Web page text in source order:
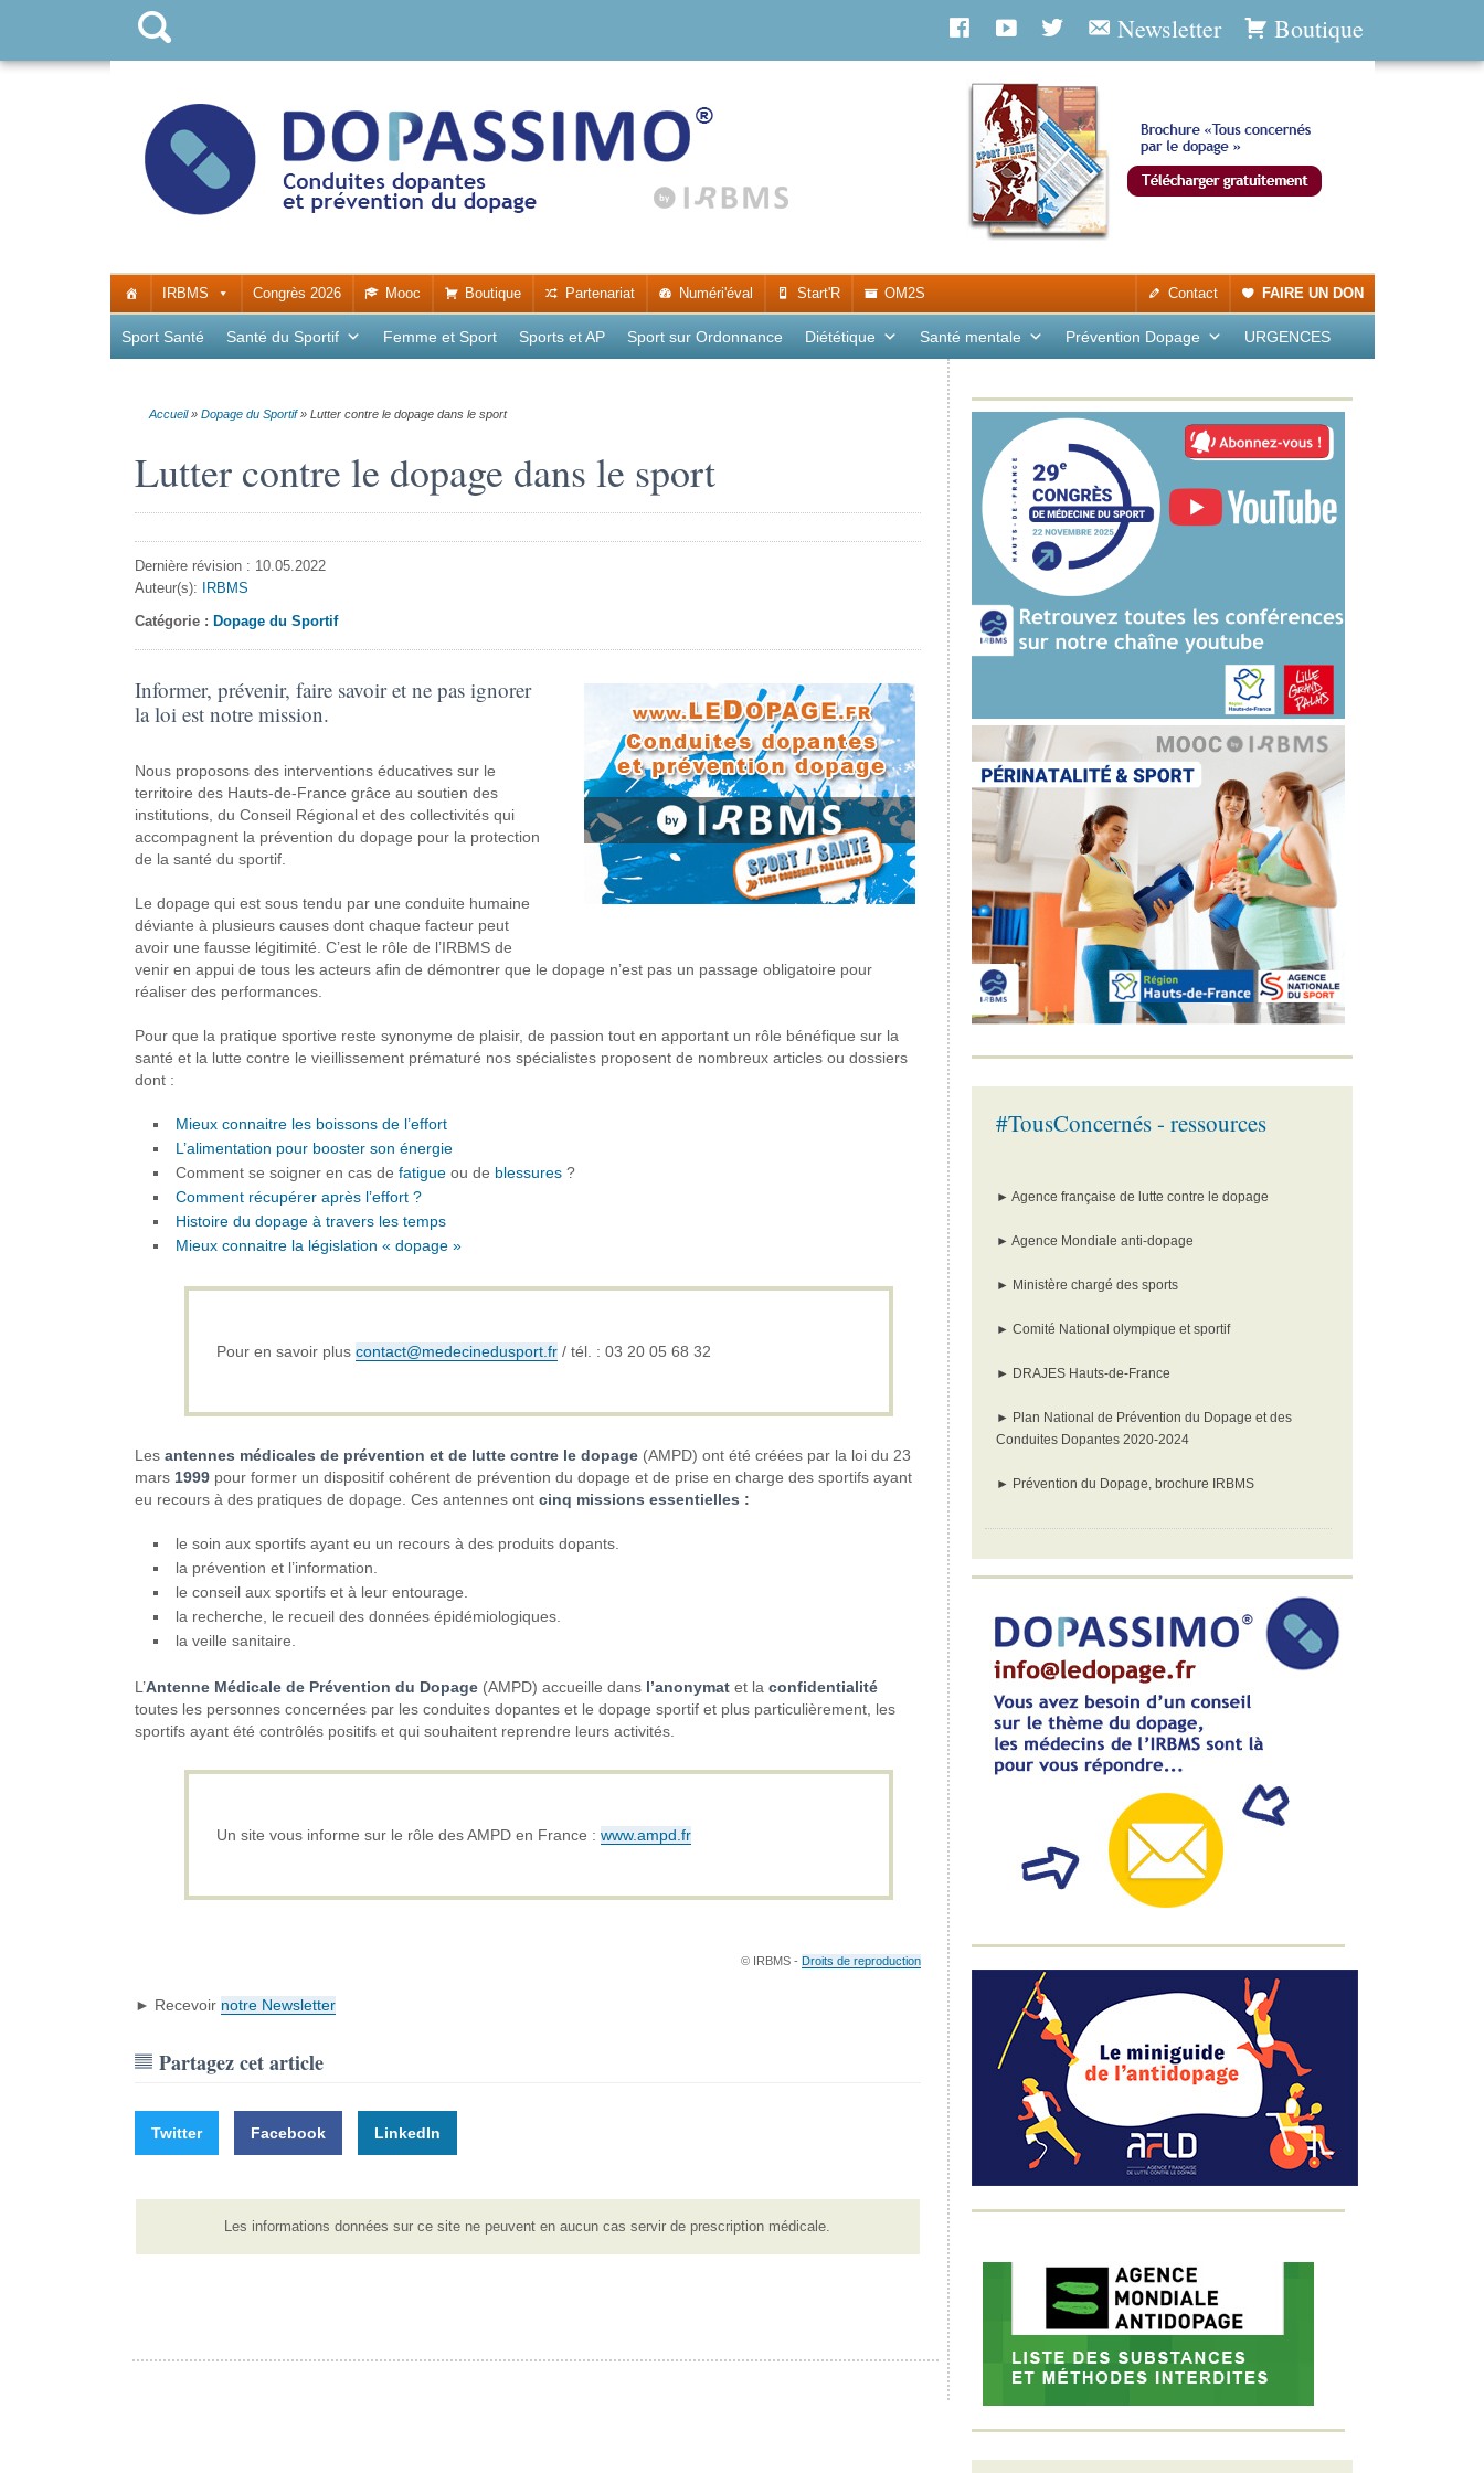
Boutique
Newsletter
IRBMS Congrès 2026 Mooc Boutique Partenariat Numéri'éval Start'R OM2S FAIRE UN DON
Contact
Sport Santé Santé du Sportif Femme et Sport Sports et AP Sport sur Ordonnance Diététique Santé mentale Prévention Dopage URGENCES
Accueil» Dopage du Sportif» Lutter contre le dopage dans le sport
Lutter contre le dopage dans le sport
Dernière révision : 10.05.2022
Auteur(s):
IRBMS
Catégorie : Dopage du Sportif
Informer, prévenir, faire savoir et ne pas ignorer
la loi est notre mission.
Nous proposons des interventions éducatives sur le
territoire des Hauts-de-France grâce au soutien des
institutions, du Conseil Régional et des collectivités qui
accompagnent la prévention du dopage pour la protection
de la santé du sportif.
Le dopage qui est sous tendu par une conduite humaine
déviante à plusieurs causes dont chaque facteur peut
avoir une fausse légitimité. C’est le rôle de l’IRBMS de
venir en appui de tous les acteurs afin de démontrer que le dopage n’est pas un passage obligatoire pour
réaliser des performances.
Pour que la pratique sportive reste synonyme de plaisir, de passion tout en apportant un rôle bénéfique sur la
santé et la lutte contre le vieillissement prématuré nos spécialistes proposent de nombreux articles ou dossiers
dont :
Mieux connaitre les boissons de l’effort
L’alimentation pour booster son énergie
Comment se soigner en cas de fatigueou de blessures?
Comment récupérer après l’effort ?
Histoire du dopage à travers les temps
Mieux connaitre la législation « dopage »
Pour en savoir plus contact@medecinedusport.fr/ tél. : 03 20 05 68 32
Les antennes médicales de prévention et de lutte contre le dopage(AMPD) ont été créées par la loi du 23
mars1999pour former un dispositif cohérent de prévention du dopage et de prise en charge des sportifs ayant
eu recours à des pratiques de dopage. Ces antennes ontcinq missions essentielles :
le soin aux sportifs ayant eu un recours à des produits dopants.
la prévention et l’information.
le conseil aux sportifs et à leur entourage.
la recherche, le recueil des données épidémiologiques.
la veille sanitaire.
L’Antenne Médicale de Prévention du Dopage(AMPD) accueille dansl’anonymatet la confidentialité
toutes les personnes concernées par les conduites dopantes et le dopage sportif et plus particulièrement, les
sportifs ayant été contrôlés positifs et qui souhaitent reprendre leurs activités.
Un site vous informe sur le rôle des AMPD en France : www.ampd.fr
© IRBMS - Droits de reproduction
► Recevoir notre Newsletter
Partagez cet article
Twitter Facebook LinkedIn
Les informations données sur ce site ne peuvent en aucun cas servir de prescription médicale.
#TousConcernés - ressources
► Agence française de lutte contre le dopage
► Agence Mondiale anti-dopage
► Ministère chargé des sports
► Comité National olympique et sportif
► DRAJES Hauts-de-France
► Plan National de Prévention du Dopage et des
Conduites Dopantes 2020-2024
► Prévention du Dopage, brochure IRBMS